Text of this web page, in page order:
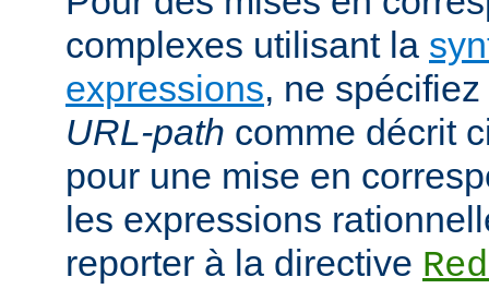
complexes utilisant la
expressions, ne
URL-path comme décrit
pour une mise en
les expressions
reporter à la directive